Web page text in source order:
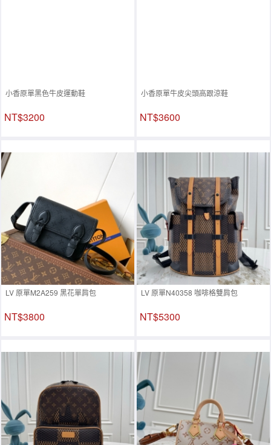
小香原單黑色牛皮運動鞋
NT$3200
小香原單牛皮尖頭高跟涼鞋
NT$3600
LV 原單M2A259 黑花單肩包
NT$3800
LV 原單N40358 咖啡格雙肩包
NT$5300